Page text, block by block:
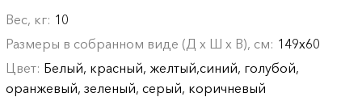
Вес, кг: 10
Размеры в собранном виде (Д х Ш х В), см: 149х60
Цвет: Белый, красный, желтый,синий, голубой,
оранжевый, зеленый, серый, коричневый